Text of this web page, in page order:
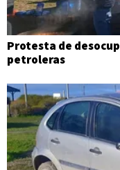
Protesta de
petroleras